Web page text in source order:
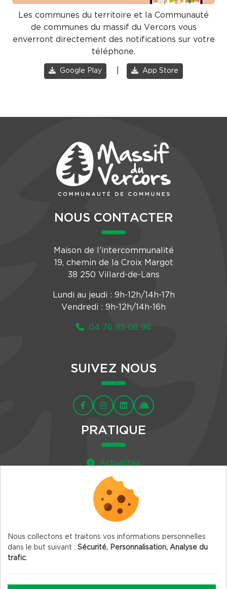
Les communes du territoire et la Communauté
de communes du massif du Vercors vous
enverront directement des notifications sur votre
téléphone.
Google Play App Store
NOUS CONTACTER
Maison de l’intercommunalité
19, chemin de la Croix Margot
38 250 Villard-de-Lans
Lundi au jeudi : 9h-12h/14h-17h
Vendredi : 9h-12h/14h-16h
04 76 95 08 96
SUIVEZ NOUS
PRATIQUE
Actualités
Agenda
Newsletter
Nous collectons et traitons vos informations personnelles
dans le but suivant : Sécurité, Personnalisation, Analyse du
trafic.